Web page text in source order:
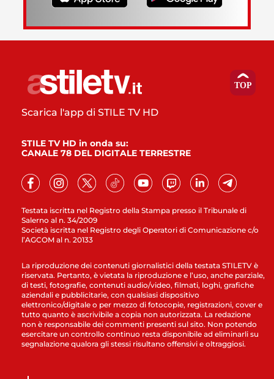
Testata iscritta nel Registro della Stampa presso il Tribunale di
Salerno al n. 34/2009
Società iscritta nel Registro degli Operatori di Comunicazione c/o
l’AGCOM al n. 20133
Scarica l'app di STILE TV HD
STILE TV HD in onda su:
CANALE 78 DEL DIGITALE TERRESTRE
La riproduzione dei contenuti giornalistici della testata STILETV è
riservata. Pertanto, è vietata la riproduzione e l’uso, anche parziale,
di testi, fotografie, contenuti audio/video, filmati, loghi, grafiche
aziendali e pubblicitarie, con qualsiasi dispositivo
elettronico/digitale o per mezzo di fotocopie, registrazioni, cover e
tutto quanto è ascrivibile a copia non autorizzata. La redazione
non è responsabile dei commenti presenti sul sito. Non potendo
esercitare un controllo continuo resta disponibile ad eliminarli su
segnalazione qualora gli stessi risultano offensivi e oltraggiosi.